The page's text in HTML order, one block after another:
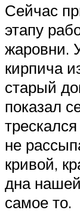
Сейчас
этапу
жаровни.
кирпича
старый
показал
не
кривой,
дна
самое то.